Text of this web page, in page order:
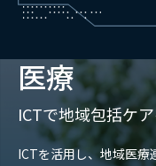
医療
ICTで地域包括ケ
ICTを活用し、地域医